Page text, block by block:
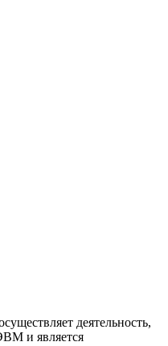
деятельность,
и является